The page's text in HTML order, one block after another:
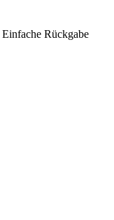
Einfache Rückgabe